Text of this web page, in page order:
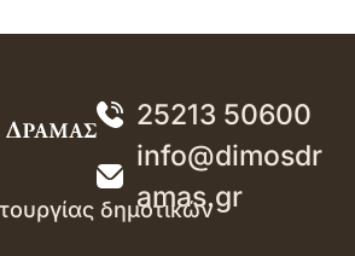
25213 50600
info@dimosdr
amas.gr
δημοτικών